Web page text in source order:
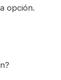
opción.